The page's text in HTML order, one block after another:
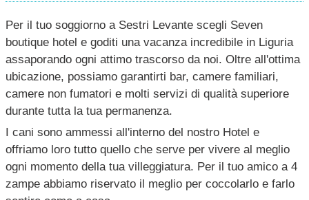
Per il tuo soggiorno a Sestri Levante scegli Seven
boutique hotel e goditi una vacanza incredibile in Liguria
assaporando ogni attimo trascorso da noi. Oltre all'ottima
ubicazione, possiamo garantirti bar, camere familiari,
camere non fumatori e molti servizi di qualità superiore
durante tutta la tua permanenza.
I cani sono ammessi all'interno del nostro Hotel e
offriamo loro tutto quello che serve per vivere al meglio
ogni momento della tua villeggiatura. Per il tuo amico a 4
zampe abbiamo riservato il meglio per coccolarlo e farlo